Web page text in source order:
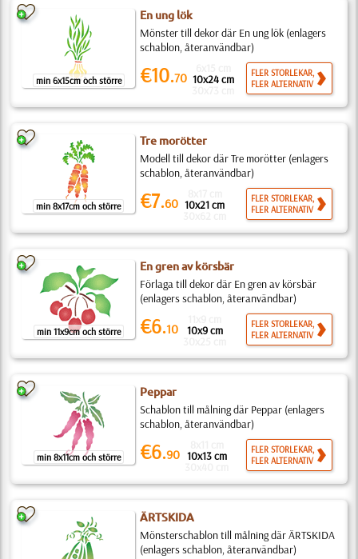
min 6x15cm och större
En ung lök
Mönster till dekor där En ung lök (enlagers
schablon, återanvändbar)
€10.70 10x24 cm
FLER STORLEKAR,
FLER ALTERNATIV
min 8x17cm och större
Tre morötter
Modell till dekor där Tre morötter (enlagers
schablon, återanvändbar)
€7.60 10x21 cm
FLER STORLEKAR,
FLER ALTERNATIV
min 11x9cm och större
En gren av körsbär
Förlaga till dekor där En gren av körsbär
(enlagers schablon, återanvändbar)
€6.10 10x9 cm
FLER STORLEKAR,
FLER ALTERNATIV
min 8x11cm och större
Peppar
Schablon till målning där Peppar (enlagers
schablon, återanvändbar)
€6.90 10x13 cm
FLER STORLEKAR,
FLER ALTERNATIV
ÄRTSKIDA
Mönsterschablon till målning där ÄRTSKIDA
(enlagers schablon, återanvändbar)